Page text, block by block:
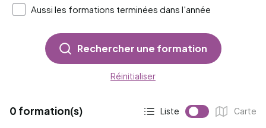
Aussi les formations terminées dans l'année
Rechercher une formation
Réinitialiser
0 formation(s)
Affichage actif :
Liste
Affichage :
Carte